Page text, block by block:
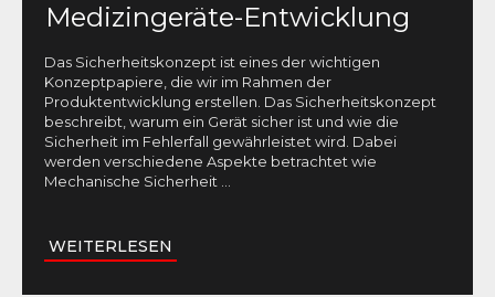
Medizingeräte-Entwicklung
Das Sicherheitskonzept ist eines der wichtigen
Konzeptpapiere, die wir im Rahmen der
Produktentwicklung erstellen. Das Sicherheitskonzept
beschreibt, warum ein Gerät sicher ist und wie die
Sicherheit im Fehlerfall gewährleistet wird. Dabei
werden verschiedene Aspekte betrachtet wie
Mechanische Sicherheit
WEITERLESEN